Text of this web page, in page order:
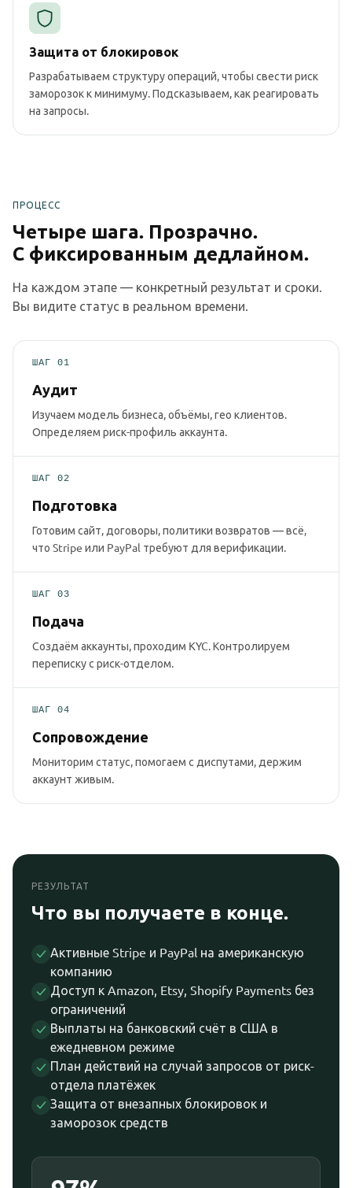
Защита от блокировок
Разрабатываем структуру операций, чтобы свести риск
заморозок к минимуму. Подсказываем, как реагировать
на запросы.
ПРОЦЕСС
Четыре шага. Прозрачно.
С фиксированным дедлайном.
На каждом этапе — конкретный результат и сроки.
Вы видите статус в реальном времени.
ШАГ 01
Аудит
Изучаем модель бизнеса, объёмы, гео клиентов.
Определяем риск-профиль аккаунта.
ШАГ 02
Подготовка
Готовим сайт, договоры, политики возвратов — всё,
что Stripe или PayPal требуют для верификации.
ШАГ 03
Подача
Создаём аккаунты, проходим KYC. Контролируем
переписку с риск-отделом.
ШАГ 04
Сопровождение
Мониторим статус, помогаем с диспутами, держим
аккаунт живым.
РЕЗУЛЬТАТ
Что вы получаете в конце.
Активные Stripe и PayPal на американскую
компанию
Доступ к Amazon, Etsy, Shopify Payments без
ограничений
Выплаты на банковский счёт в США в
ежедневном режиме
План действий на случай запросов от риск-
отдела платёжек
Защита от внезапных блокировок и
заморозок средств